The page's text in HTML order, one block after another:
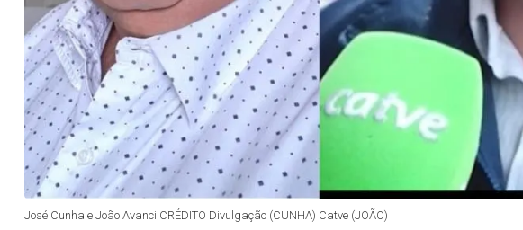
José Cunha e João Avanci CRÉDITO Divulgação (CUNHA) Catve (JOÃO)